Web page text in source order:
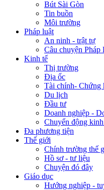
Bút Sài Gòn
Tin buồn
Môi trường
Pháp luật
An ninh - trật tự
Câu chuyện Pháp
Kinh tế
Thị trường
Địa ốc
Tài chính- Chứng
Du lịch
Đầu tư
Doanh nghiệp -
Chuyển động
Đa phương tiện
Thế giới
Chính trường thế
Hồ sơ - tư liệu
Chuyện đó đây
Giáo dục
Hướng nghiệp -